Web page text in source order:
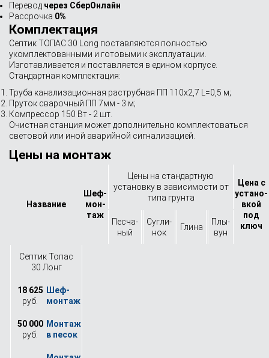
Перевод через СберОнлайн
Рассрочка 0%
Комплектация
Септик ТОПАС 30 Long поставляются полностью
укомплектованными и готовыми к эксплуатации.
Изготавливается и поставляется в едином корпусе.
Стандартная комплектация:
Труба канализационная раструбная ПП 110х2,7 L=0,5 м;
Пруток сварочный ПП 7мм - 3 м;
Компрессор 150 Вт - 2 шт.
Очистная станция может дополнительно комплектоваться
световой или иной аварийной сигнализацией.
Цены на монтаж
Назва­ние
Шеф-
мон­
таж
Цены на стандартную
установку в зависимости от
типа грунта
Цена с
устано­
вкой
под
ключ
Песча­
ный
Сугли­
нок
Глина
Плы­
вун
Септик Топас
30 Лонг
18 625
руб.
50 000
руб.